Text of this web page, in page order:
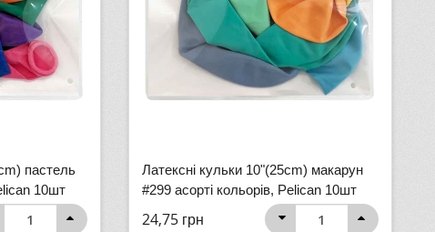
пастель
10шт
Латексні кульки 10"(25cm) макарун
#299 асорті кольорів, Pelican 10шт
24,75 грн